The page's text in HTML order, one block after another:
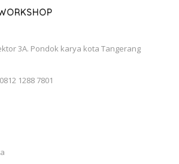
3A. Pondok karya kota Tangerang
1288 7801